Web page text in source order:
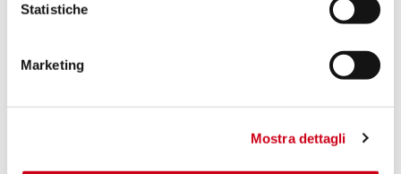
Statistiche
Marketing
Mostra dettagli